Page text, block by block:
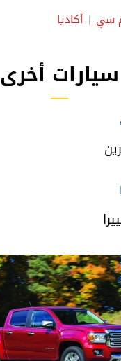
سي أكاديا
سيارات أخرى